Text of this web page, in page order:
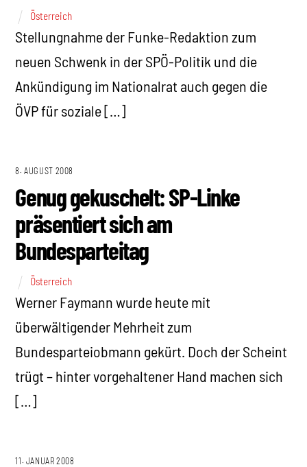
Österreich
Stellungnahme der Funke-Redaktion zum
neuen Schwenk in der SPÖ-Politik und die
Ankündigung im Nationalrat auch gegen die
ÖVP für soziale […]
8. AUGUST 2008
Genug gekuschelt: SP-Linke
präsentiert sich am
Bundesparteitag
Österreich
Werner Faymann wurde heute mit
überwältigender Mehrheit zum
Bundesparteiobmann gekürt. Doch der Scheint
trügt – hinter vorgehaltener Hand machen sich
[…]
11. JANUAR 2008